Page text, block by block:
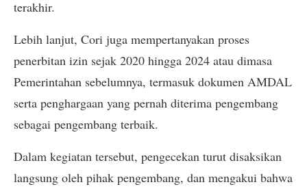
terakhir.
Lebih lanjut, Cori juga mempertanyakan proses
penerbitan izin sejak 2020 hingga 2024 atau dimasa
Pemerintahan sebelumnya, termasuk dokumen AMDAL
serta penghargaan yang pernah diterima pengembang
sebagai pengembang terbaik.
Dalam kegiatan tersebut, pengecekan turut disaksikan
langsung oleh pihak pengembang, dan mengakui bahwa